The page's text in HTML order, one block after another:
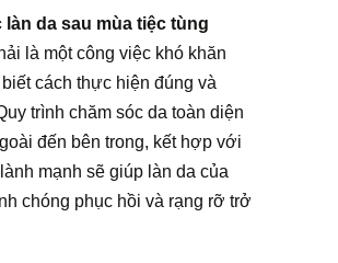
làn da sau mùa tiệc tùng
là một công việc khó khăn
cách thực hiện đúng và
trình chăm sóc da toàn diện
đến bên trong, kết hợp với
mạnh sẽ giúp làn da của
chóng phục hồi và rạng rỡ trở